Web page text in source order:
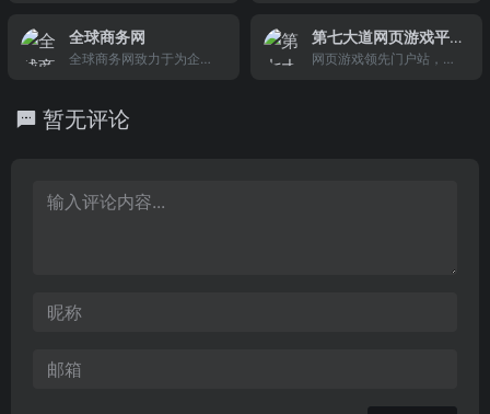
有具特色的免安装中文硬
盘版，更多单机游戏下载
用下载,直接玩。
小说,手机,旅游,电影等分
类网站，提供百度搜索,搜
全球商务网
全球商务网致力于为企业
网上做生意营销推广的首
第七大道网页游戏平
台
网页游戏领先门户站，深
暂无评论